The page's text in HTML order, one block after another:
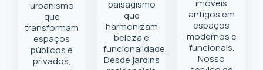
urbanismo
que
transformam
espaços
públicos e
privados,
paisagismo
que
harmonizam
beleza e
funcionalidade.
Desde jardins
imóveis
antigos em
espaços
modernos e
funcionais.
Nosso